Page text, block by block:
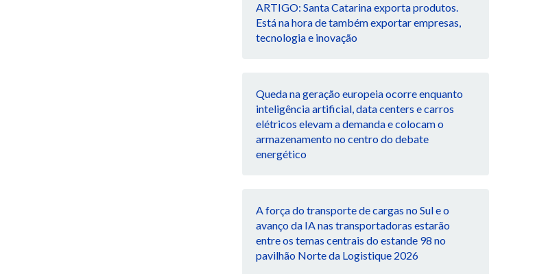
ARTIGO: Santa Catarina exporta produtos.
Está na hora de também exportar empresas,
tecnologia e inovação
Queda na geração europeia ocorre enquanto
inteligência artificial, data centers e carros
elétricos elevam a demanda e colocam o
armazenamento no centro do debate
energético
A força do transporte de cargas no Sul e o
avanço da IA nas transportadoras estarão
entre os temas centrais do estande 98 no
pavilhão Norte da Logistique 2026